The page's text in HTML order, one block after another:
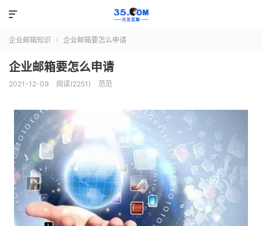

企业邮箱知识  企业邮箱要怎么申请
企业邮箱要怎么申请
2021-12-09 阅读(2251) 范范